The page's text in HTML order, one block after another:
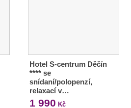
Hotel S-centrum Děčín
**** se
snídaní/polopenzí,
relaxací v…
1 990 Kč